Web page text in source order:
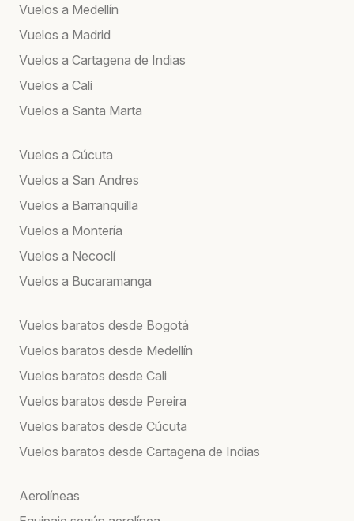
Vuelos a Medellín
Vuelos a Madrid
Vuelos a Cartagena de Indias
Vuelos a Cali
Vuelos a Santa Marta
Vuelos a Cúcuta
Vuelos a San Andres
Vuelos a Barranquilla
Vuelos a Montería
Vuelos a Necoclí
Vuelos a Bucaramanga
Vuelos baratos desde Bogotá
Vuelos baratos desde Medellín
Vuelos baratos desde Cali
Vuelos baratos desde Pereira
Vuelos baratos desde Cúcuta
Vuelos baratos desde Cartagena de Indias
Aerolíneas